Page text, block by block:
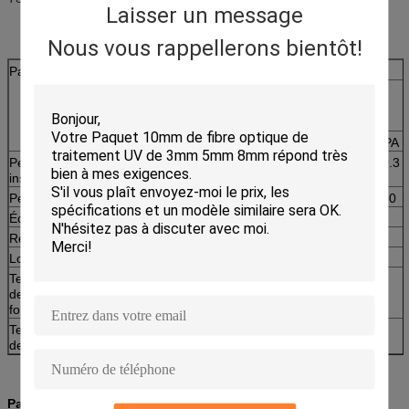
Laisser un message
Nous vous rappellerons bientôt!
Paramètre
PC UPC
RPA
Perte par
insertion
DB ≤0.3 ≤0,2 ≤0.3
Perte de retour DB ≥45 ≥50
≥60
Échangeabilité DB
≤0.2
Répétabilité
DB
≤0.2
Longévité
Température
de
fonctionnement
Température
de stockage
Paramètres de produit